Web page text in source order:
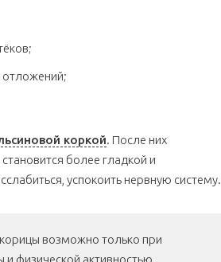
отложений;
коркой. После них
более гладкой и
успокоить нервную систему.
возможно только при
физической активностью.